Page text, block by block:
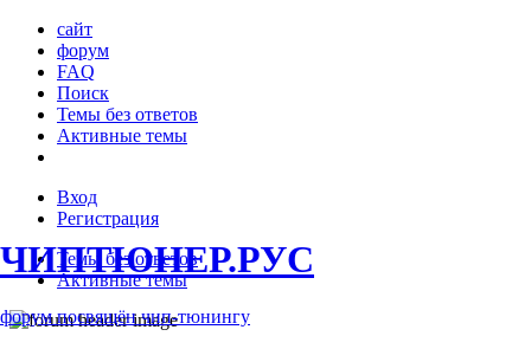
сайт
форум
FAQ
Поиск
Темы без ответов
Активные темы
Вход
Регистрация
Темы без ответов
Активные темы
ЧИПТЮНЕР.РУС
форум посвящён чип-тюнингу